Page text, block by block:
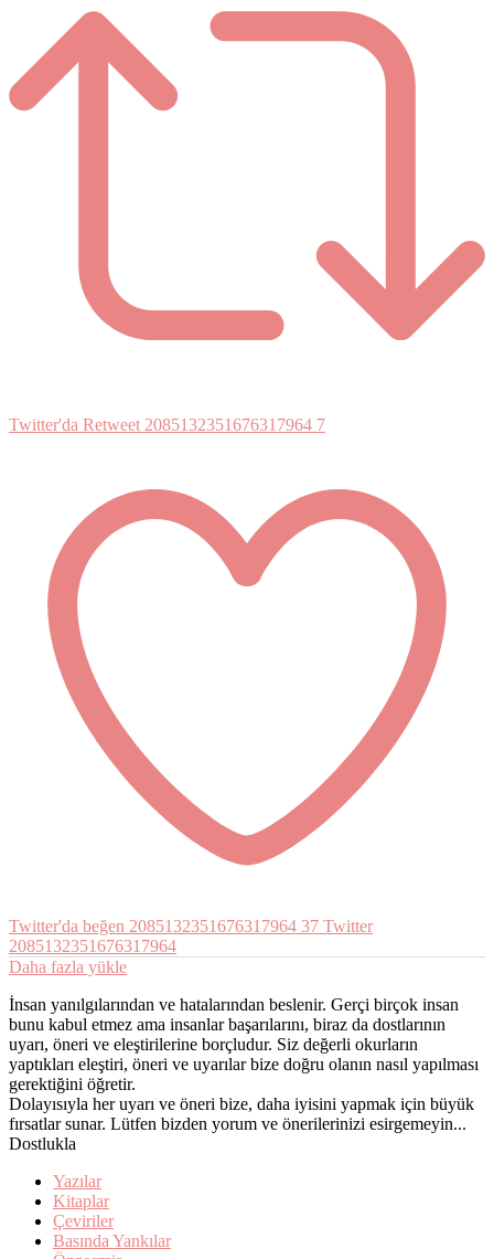
Twitter'da Retweet 2085132351676317964 7
Twitter'da beğen 2085132351676317964 37 Twitter
2085132351676317964
Daha fazla yükle
İnsan yanılgılarından ve hatalarından beslenir. Gerçi birçok insan
bunu kabul etmez ama insanlar başarılarını, biraz da dostlarının
uyarı, öneri ve eleştirilerine borçludur. Siz değerli okurların
yaptıkları eleştiri, öneri ve uyarılar bize doğru olanın nasıl yapılması
gerektiğini öğretir.
Dolayısıyla her uyarı ve öneri bize, daha iyisini yapmak için büyük
fırsatlar sunar. Lütfen bizden yorum ve önerilerinizi esirgemeyin...
Dostlukla
Yazılar
Kitaplar
Çeviriler
Basında Yankılar